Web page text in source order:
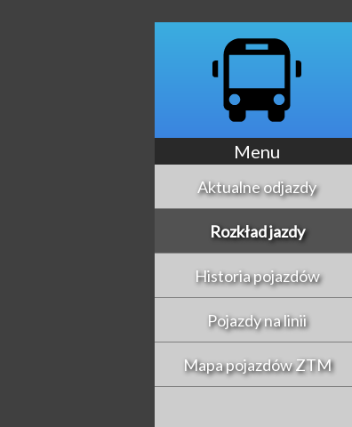
Menu
Aktualne odjazdy
Rozkład jazdy
Historia pojazdów
Pojazdy na linii
Mapa pojazdów ZTM